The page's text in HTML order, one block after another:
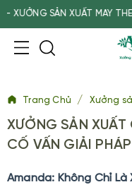
SẢN XUẤT MAY THEO
Trang Chủ / Xưởng
XƯỞNG SẢN
CỐ VẤN GIẢI
Amanda: Không Chỉ